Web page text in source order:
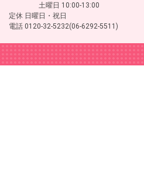
土曜日 10:00-13:00
定休 日曜日・祝日
電話 0120-32-5232(06-6292-5511)